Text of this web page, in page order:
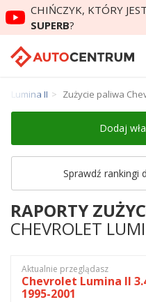
CHIŃCZYK, KTÓRY JEST
SUPERB?
Lumina II Zużycie paliwa
Dodaj
Sprawdź rankingi
RAPORTY
CHEVROLET
Aktualnie przeglądasz
Chevrolet Lumina II
1995-2001